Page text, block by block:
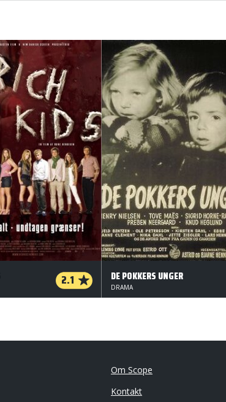
2.1 DE POKKERS UNGER
DRAMA
Om Scope
Kontakt